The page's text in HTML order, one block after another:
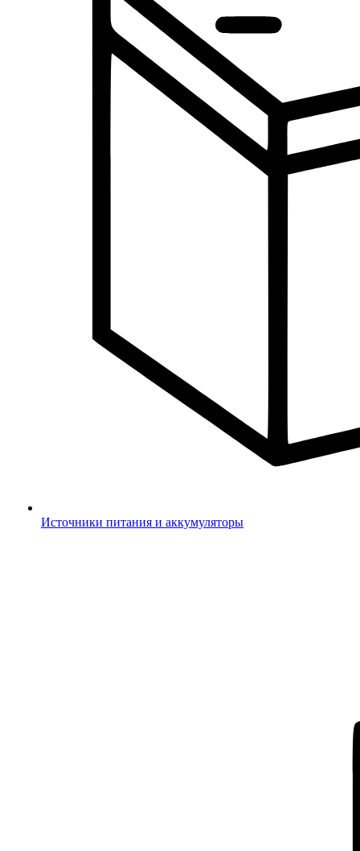
Источники питания и аккумуляторы